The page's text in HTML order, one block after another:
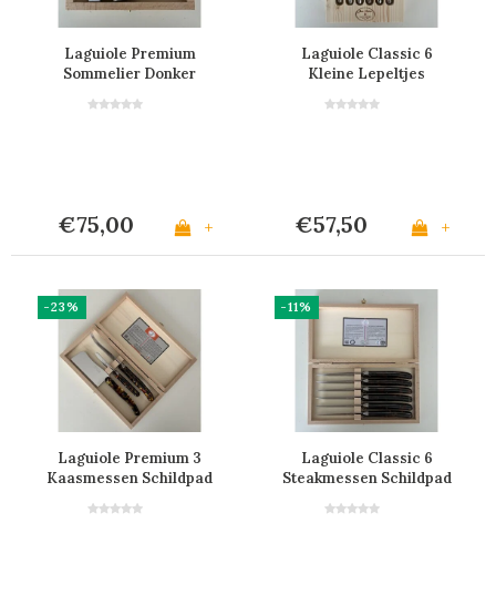
Laguiole Premium
Sommelier Donker
€75,00 +
Laguiole Classic 6
Kleine Lepeltjes
€57,50 +
-23%
Laguiole Premium 3
Kaasmessen Schildpad
-11%
Laguiole Classic 6
Steakmessen Schildpad